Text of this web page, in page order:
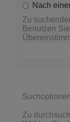
Nach
Zu
Benutzen
Zu